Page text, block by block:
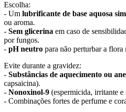
Escolha:
- Um lubrificante de base aquosa
ou aroma.
- Sem glicerina em caso de
por fungos.
- pH neutro para não perturbar a flora
Evite durante a gravidez:
- Substâncias de aquecimento ou
capsaicina).
- Nonoxinol-9 (espermicida, irritante e
- Combinações fortes de perfume e